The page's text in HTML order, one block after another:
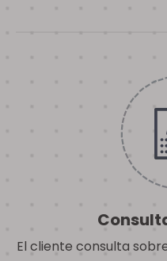
El cliente consulta